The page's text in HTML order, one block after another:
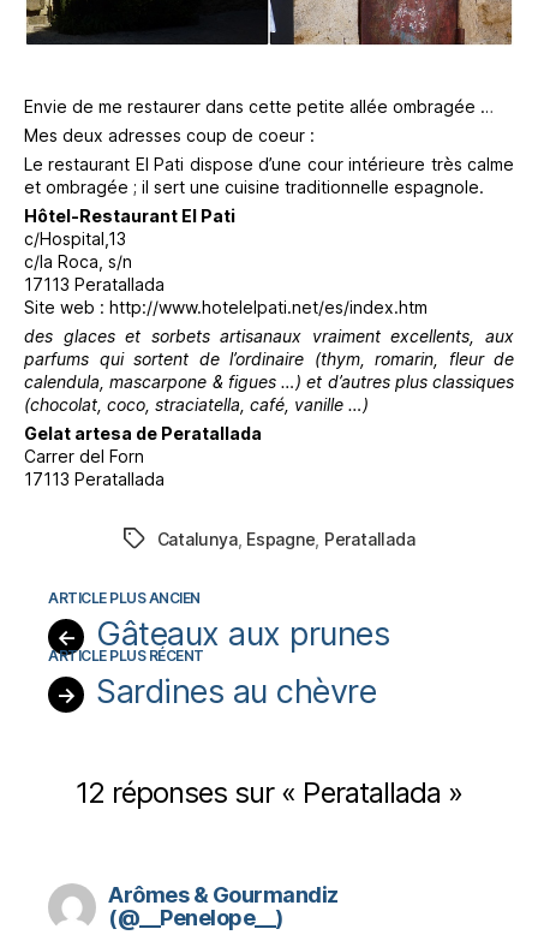
Envie de me restaurer dans cette petite allée ombragée …
Mes deux adresses coup de coeur :
Le restaurant El Pati dispose d’une cour intérieure très calme
et ombragée ; il sert une cuisine traditionnelle espagnole.
Hôtel-Restaurant El Pati
c/Hospital,13
c/la Roca, s/n
17113 Peratallada
Site web : http://www.hotelelpati.net/es/index.htm
des glaces et sorbets artisanaux vraiment excellents, aux
parfums qui sortent de l’ordinaire (thym, romarin, fleur de
calendula, mascarpone & figues …) et d’autres plus classiques
(chocolat, coco, straciatella, café, vanille …)
Gelat artesa de Peratallada
Carrer del Forn
17113 Peratallada
Étiquettes
Catalunya, Espagne Peratallada
← Gâteaux aux prunes
→ Sardines au chèvre
12 réponses sur « Peratallada »
Arômes & Gourmandiz
(@__Penelope__)dit :